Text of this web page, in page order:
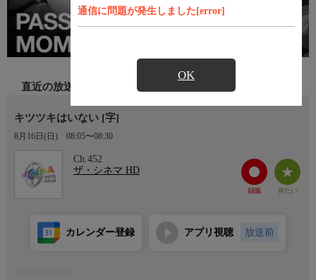
通信に問題が発生しました[error]
OK
直近の放送
キツツキはいない [字]
8月16日(日) 08:05〜08:30
Ch.452
ザ・シネマ HD
カレンダー登録 アプリ視聴 放送前